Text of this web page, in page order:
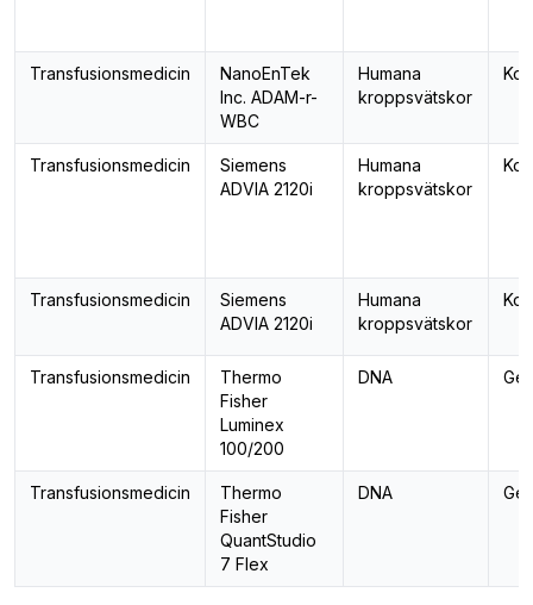
Transfusionsmedicin
NanoEnTek
Inc. ADAM-r-
WBC
Humana
kroppsvätskor
Transfusionsmedicin
Siemens
ADVIA 2120i
Humana
kroppsvätskor
Transfusionsmedicin
Siemens
ADVIA 2120i
Humana
kroppsvätskor
Transfusionsmedicin
Thermo
Fisher
Luminex
100/200
DNA
Transfusionsmedicin
Thermo
Fisher
QuantStudio
7 Flex
DNA